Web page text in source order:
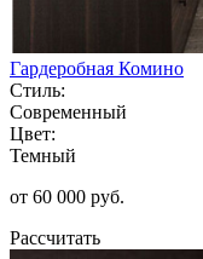
Гардеробная Комино
Стиль:
Современный
Цвет:
Темный
от 60 000 руб.
Рассчитать